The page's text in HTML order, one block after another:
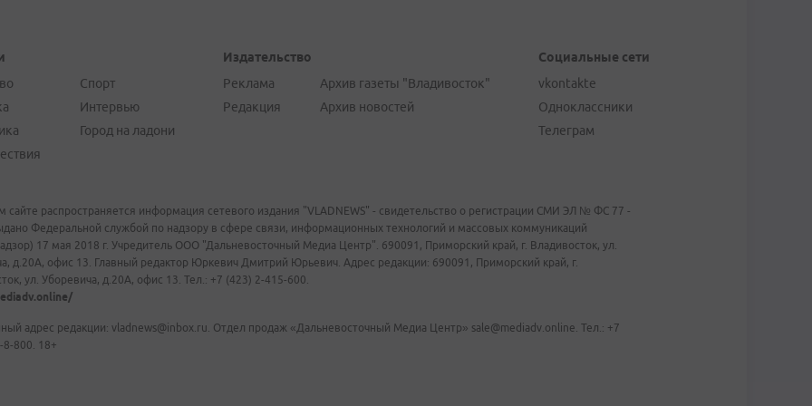
Спорт
Интервью
Город на ладони
Издательство
Реклама
Редакция
Архив газеты "Владивосток"
Архив новостей
Социальные сети
vkontakte
Одноклассники
Телеграм
сайте распространяется информация сетевого издания "VLADNEWS" - свидетельство о регистрации СМИ ЭЛ № ФС 77 -
Федеральной службой по надзору в сфере связи, информационных технологий и массовых коммуникаций
17 мая 2018 г. Учредитель ООО "Дальневосточный Медиа Центр". 690091, Приморский край, г. Владивосток, ул.
д.20А, офис 13. Главный редактор Юркевич Дмитрий Юрьевич. Адрес редакции: 690091, Приморский край, г.
ул. Уборевича, д.20А, офис 13. Тел.: +7 (423) 2-415-600.
адрес редакции: vladnews@inbox.ru. Отдел продаж «Дальневосточный Медиа Центр» sale@mediadv.online. Тел.: +7
8-800. 18+